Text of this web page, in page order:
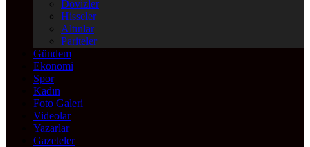
Dövizler
Hisseler
Altınlar
Pariteler
Gündem
Ekonomi
Spor
Kadın
Foto Galeri
Videolar
Yazarlar
Gazeteler